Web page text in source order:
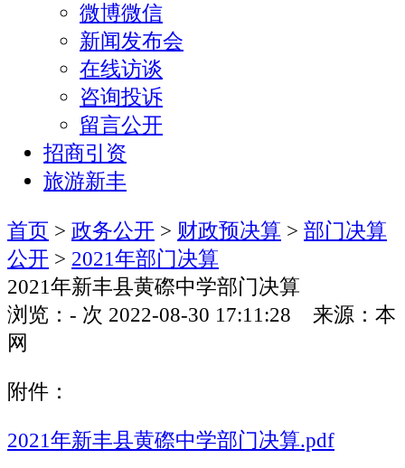
微博微信
新闻发布会
在线访谈
咨询投诉
留言公开
招商引资
旅游新丰
首页 > 政务公开 > 财政预决算 > 部门决算
公开 > 2021年部门决算
2021年新丰县黄磜中学部门决算
浏览： - 次 2022-08-30 17:11:28 来源：本
网
附件：
2021年新丰县黄磜中学部门决算.pdf